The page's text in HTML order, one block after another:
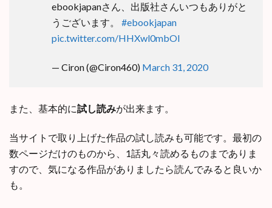
ebookjapanさん、出版社さんいつもありがと
うございます。 #ebookjapan
pic.twitter.com/HHXwl0mbOI
— Ciron (@Ciron460) March 31, 2020
また、基本的に試し読みが出来ます。
当サイトで取り上げた作品の試し読みも可能です。最初の
数ページだけのものから、1話丸々読めるものまでありま
すので、気になる作品がありましたら読んでみると良いか
も。